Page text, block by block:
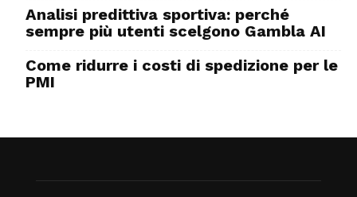
Analisi predittiva sportiva: perché
sempre più utenti scelgono Gambla AI
Come ridurre i costi di spedizione per le
PMI